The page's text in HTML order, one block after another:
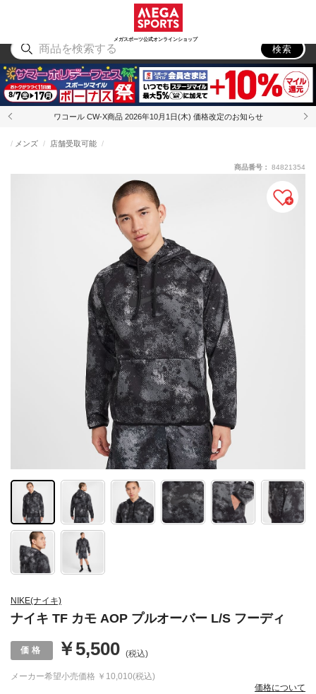
メガスポーツ公式オンラインショップ
アウトドア
検索
ワコール CW-X商品 2026年10月1日(木) 価格改定のお知らせ
NIKE(ナイキ)
ナイキ TF カモ AOP プルオーバー L/S フーディ
メンズ 店舗受取可能
メーカー希望小売価格 ￥10,010(税込)
￥5,500 (税込)
価格について
商品番号： 84821354